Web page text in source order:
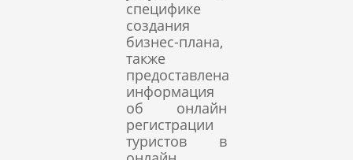
специфике
создания
бизнес-плана,
также
предоставлена
информация
об онлайн
регистрации
туристов в